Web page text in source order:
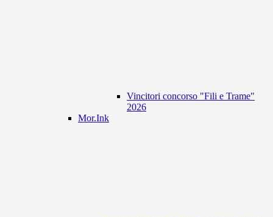
Vincitori concorso "Fili e Trame"
2026
Mor.Ink